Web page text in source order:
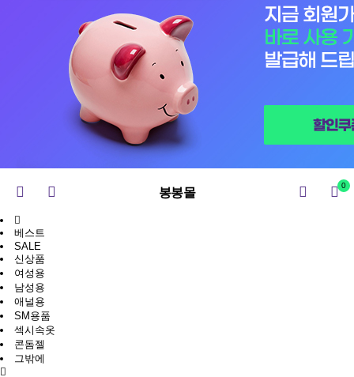
봉봉몰 0
베스트
SALE
신상품
여성용
남성용
애널용
SM용품
섹시속옷
콘돔젤
그밖에